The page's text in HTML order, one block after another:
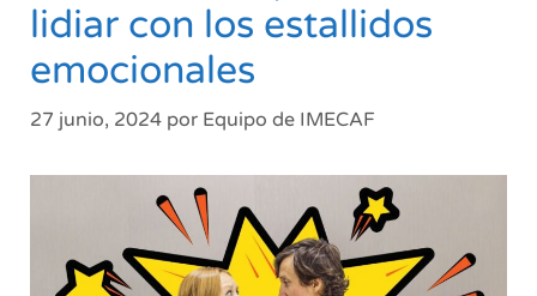
lidiar con los estallidos
emocionales
27 junio, 2024 por Equipo de IMECAF